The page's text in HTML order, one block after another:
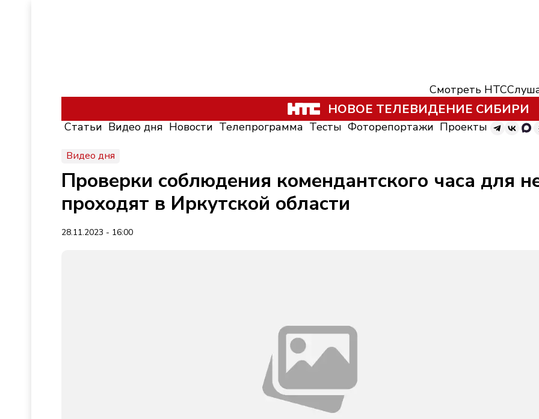
Смотреть НТС
НОВОЕ ТЕЛЕВИДЕНИЕ СИБИРИ
Статьи Видео дня Новости Телепрограмма Тесты Фоторепортажи Проекты
Видео дня
Проверки соблюдения комендантского часа для
проходят в Иркутской области
28.11.2023 - 16:00